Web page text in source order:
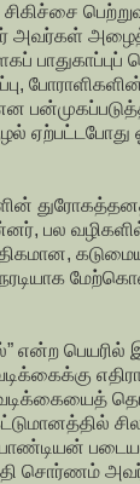
சிகிச்சை
பாதுகாப்புப்
என
ஏற்பட்டபோது
பல
என்ற
சொர்ணம்